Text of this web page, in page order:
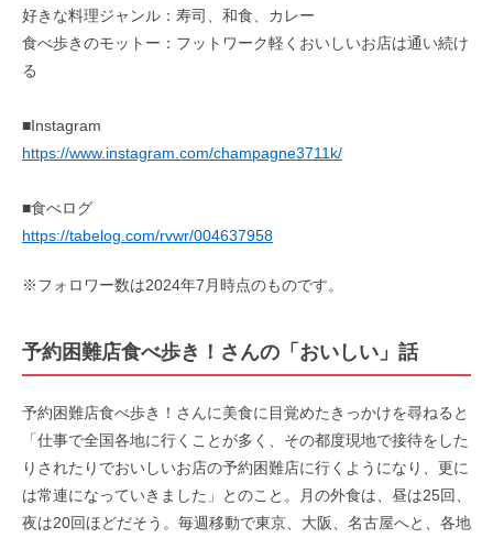
好きな料理ジャンル：寿司、和食、カレー
食べ歩きのモットー：フットワーク軽くおいしいお店は通い続け
る
■Instagram
https://www.instagram.com/champagne3711k/
■食べログ
https://tabelog.com/rvwr/004637958
※フォロワー数は2024年7月時点のものです。
予約困難店食べ歩き！さんの「おいしい」話
予約困難店食べ歩き！さんに美食に目覚めたきっかけを尋ねると
「仕事で全国各地に行くことが多く、その都度現地で接待をした
りされたりでおいしいお店の予約困難店に行くようになり、更に
は常連になっていきました」とのこと。月の外食は、昼は25回、
夜は20回ほどだそう。毎週移動で東京、大阪、名古屋へと、各地